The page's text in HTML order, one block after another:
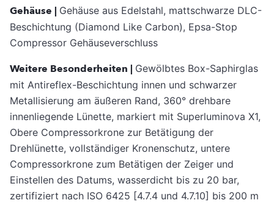
Gehäuse | Gehäuse aus Edelstahl, mattschwarze DLC-
Beschichtung (Diamond Like Carbon), Epsa-Stop
Compressor Gehäuseverschluss
Weitere Besonderheiten | Gewölbtes Box-Saphirglas
mit Antireflex-Beschichtung innen und schwarzer
Metallisierung am äußeren Rand, 360° drehbare
innenliegende Lünette, markiert mit Superluminova X1,
Obere Compressorkrone zur Betätigung der
Drehlünette, vollständiger Kronenschutz, untere
Compressorkrone zum Betätigen der Zeiger und
Einstellen des Datums, wasserdicht bis zu 20 bar,
zertifiziert nach ISO 6425 [4.7.4 und 4.7.10] bis 200 m